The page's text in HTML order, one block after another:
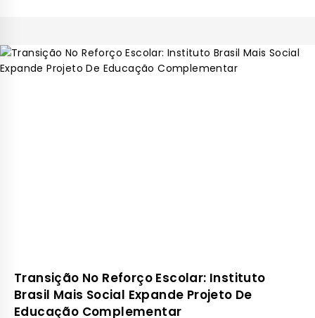
Transição No Reforço Escolar: Instituto
Brasil Mais Social Expande Projeto De
Educação Complementar